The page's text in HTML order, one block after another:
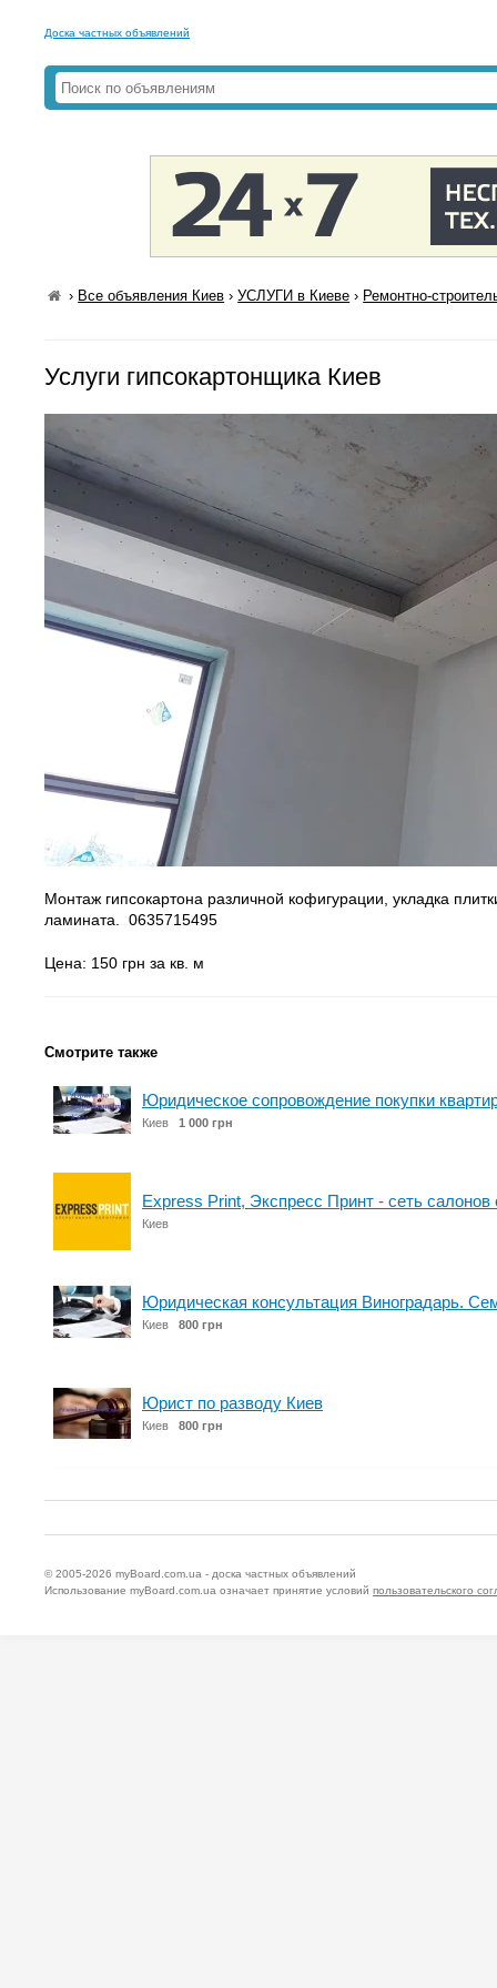
Доска частных объявлений
› Все объявления Киев ›УСЛУГИ в Киеве › Ремонтно-
Услуги гипсокартонщика Киев
Монтаж гипсокартона различной кофигурации, укладка
ламината. 0635715495
Цена: 150 грн за кв. м
Смотрите также
Юридическое сопровождение покупки
Киев 1 000 грн
Express Print, Экспресс Принт - сеть салонов
Киев
Юридическая консультация Виноградарь.
Киев 800 грн
Юрист по разводу Киев
Киев 800 грн
© 2005-2026 myBoard.com.ua - доска частных объявлений
Использование myBoard.com.ua означает принятие условий пользовательского